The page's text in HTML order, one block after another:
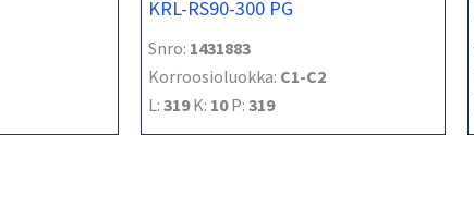
KRL-RS90-300 PG
Snro: 1431883
Korroosioluokka: C1-C2
L: 319K: 10P: 319